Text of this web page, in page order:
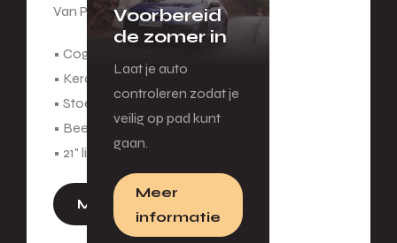
Voorbereid
de zomer in
Laat je auto
controleren zodat je
veilig op pad kunt
gaan.
Meer
informatie
Van Peter.
• Cognacbruin lederen interieur
• Keramische remschijven
• Stoelventilatie voor
• Beeldschermen achterin
• 21" lichtmetalen velgen
Meer informatie